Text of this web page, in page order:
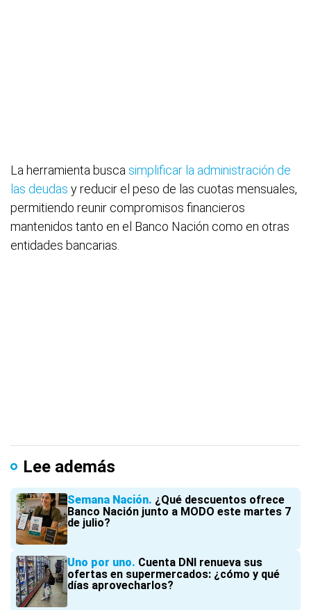
La herramienta busca simplificar la administración de
las deudas y reducir el peso de las cuotas mensuales,
permitiendo reunir compromisos financieros
mantenidos tanto en el Banco Nación como en otras
entidades bancarias.
Lee además
Semana Nación ¿Qué descuentos ofrece
Banco Nación junto a MODO este martes 7
de julio?
Uno por uno Cuenta DNI renueva sus
ofertas en supermercados: ¿cómo y qué
días aprovecharlos?